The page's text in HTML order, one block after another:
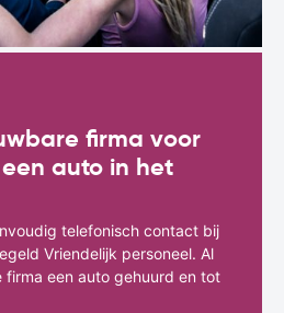
firma voor
auto in het
telefonisch contact bij
Vriendelijk personeel. Al
een auto gehuurd en tot